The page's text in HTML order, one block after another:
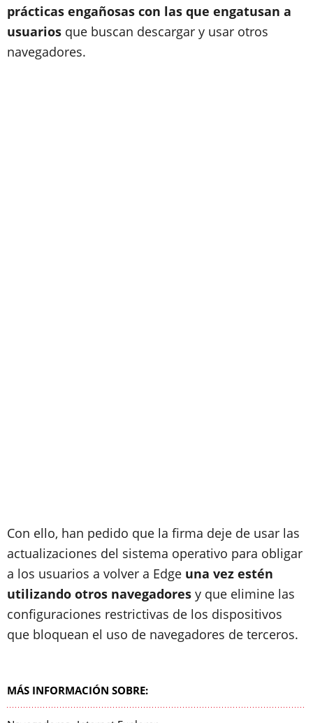
prácticas engañosas con las que engatusan a
usuarios que buscan descargar y usar otros
navegadores.
Con ello, han pedido que la firma deje de usar las
actualizaciones del sistema operativo para obligar
a los usuarios a volver a Edge una vez estén
utilizando otros navegadores y que elimine las
configuraciones restrictivas de los dispositivos
que bloquean el uso de navegadores de terceros.
MÁS INFORMACIÓN SOBRE: